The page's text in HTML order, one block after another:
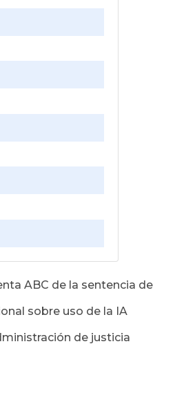
ABC de la sentencia de
sobre uso de la IA
de justicia